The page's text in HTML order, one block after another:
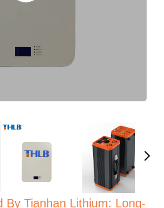
By Tianhan Lithium: Long-